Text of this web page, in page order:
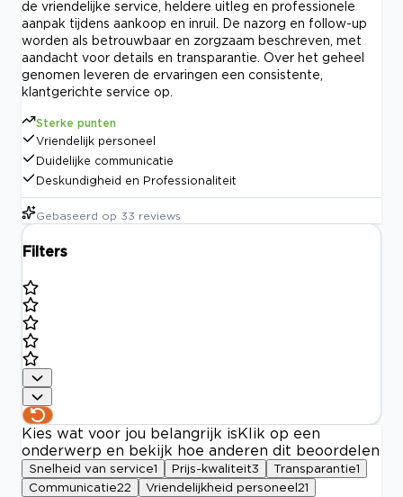
de vriendelijke service, heldere uitleg en professionele
aanpak tijdens aankoop en inruil. De nazorg en follow-up
worden als betrouwbaar en zorgzaam beschreven, met
aandacht voor details en transparantie. Over het geheel
genomen leveren de ervaringen een consistente,
klantgerichte service op.
Sterke punten
Vriendelijk personeel
Duidelijke communicatie
Deskundigheid en Professionaliteit
Gebaseerd op 33 reviews
Filters
Kies wat voor jou belangrijk is Klik op een
onderwerp en bekijk hoe anderen dit beoordelen
Snelheid van service1 Prijs-kwaliteit3 Transparantie1
Communicatie22 Vriendelijkheid personeel 21